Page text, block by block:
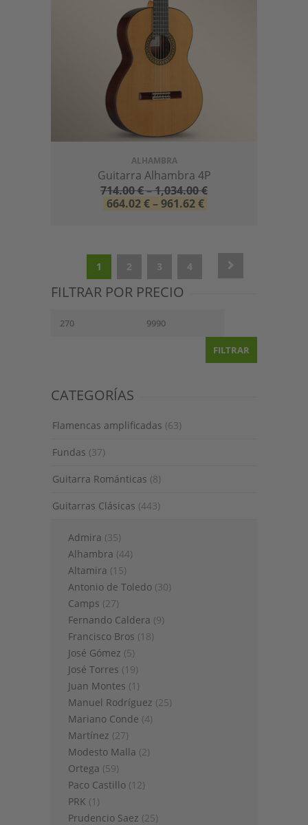
ALHAMBRA
Guitarra Alhambra 4P
714.00€–1,034.00€
664.02€ – 961.62€
1 2 3 4
FILTRAR POR PRECIO
FILTRAR
CATEGORÍAS
Flamencas amplificadas (63)
Fundas (37)
Guitarra Románticas (8)
Guitarras Clásicas (443)
Admira (35)
Alhambra (44)
Altamira (15)
Antonio de Toledo (30)
Camps (27)
Fernando Caldera (9)
Francisco Bros (18)
José Gómez (5)
José Torres (19)
Juan Montes (1)
Manuel Rodríguez (25)
Mariano Conde (4)
Martínez (27)
Modesto Malla (2)
Ortega (59)
Paco Castillo (12)
PRK (1)
Prudencio Saez (25)